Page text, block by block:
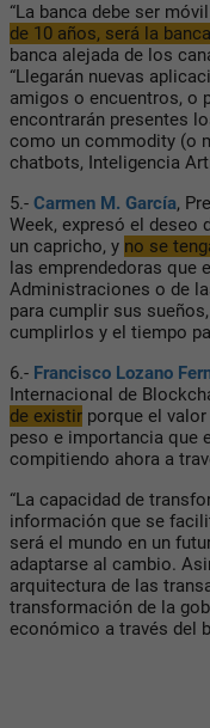
“La banca debe ser
de 10 años, será la
banca alejada de los
“Llegarán nuevas
amigos o encuentros, o
encontrarán presentes
como un commodity (o
chatbots, Inteligencia
5.- Carmen M. García,
Week, expresó el deseo
un capricho, y no se
las emprendedoras que
Administraciones o de
para cumplir sus
cumplirlos y el tiempo
6.- Francisco Lozano
Internacional de
de existir porque el
peso e importancia que
compitiendo ahora a
“La capacidad de
información que se
será el mundo en un
adaptarse al cambio.
arquitectura de las
transformación de la
económico a través del